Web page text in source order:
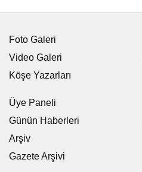
Foto Galeri
Video Galeri
Köşe Yazarları
Üye Paneli
Günün Haberleri
Arşiv
Gazete Arşivi